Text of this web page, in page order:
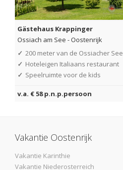
Gästehaus Krappinger
Ossiach am See -Oostenrijk
✓ 200 meter van de Ossiacher See
✓ Hoteleigen Italiaans restaurant
✓ Speelruimte voor de kids
v.a. € 58 p.n.p.persoon
Vakantie Oostenrijk
Vakantie Karinthie
Vakantie Niederosterreich